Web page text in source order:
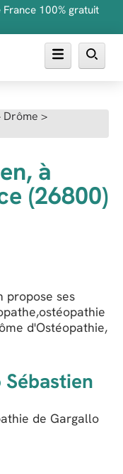
100% gratuit
Drôme >
à
(26800)
propose ses
d'Ostéopathie,
de Gargallo